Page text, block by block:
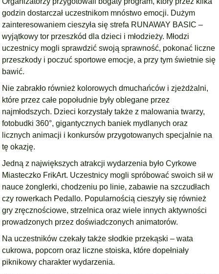
godzin dostarczał uczestnikom mnóstwo emocji. Dużym
zainteresowaniem cieszyła się strefa RUNAWAY BASIC –
wyjątkowy tor przeszkód dla dzieci i młodzieży. Młodzi
uczestnicy mogli sprawdzić swoją sprawność, pokonać liczne
przeszkody i poczuć sportowe emocje, a przy tym świetnie się
bawić.
Nie zabrakło również kolorowych dmuchańców i zjeżdżalni,
które przez całe popołudnie były oblegane przez
najmłodszych. Dzieci korzystały także z malowania twarzy,
fotobudki 360°, gigantycznych baniek mydlanych oraz
licznych animacji i konkursów przygotowanych specjalnie na
tę okazję.
Jedną z największych atrakcji wydarzenia było Cyrkowe
Miasteczko FrikArt. Uczestnicy mogli spróbować swoich sił w
nauce żonglerki, chodzeniu po linie, zabawie na szczudłach
czy rowerkach Pedallo. Popularnością cieszyły się również
gry zręcznościowe, strzelnica oraz wiele innych aktywności
prowadzonych przez doświadczonych animatorów.
Na uczestników czekały także słodkie przekąski – wata
cukrowa, popcorn oraz liczne stoiska, które dopełniały
piknikowy charakter wydarzenia.